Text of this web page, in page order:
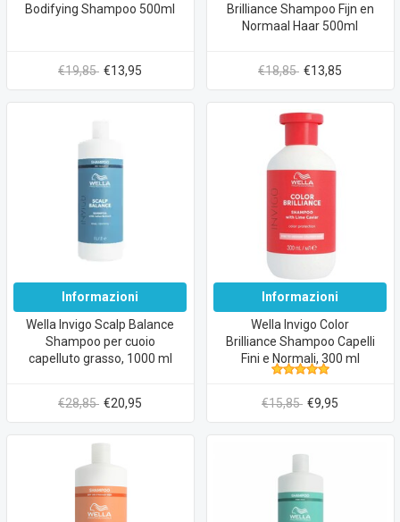
Bodifying Shampoo 500ml
€19,85 €13,95
Brilliance Shampoo Fijn en
Normaal Haar 500ml
€18,85 €13,85
Informazioni
Wella Invigo Scalp Balance
Shampoo per cuoio
capelluto grasso, 1000 ml
€28,85 €20,95
Informazioni
Wella Invigo Color
Brilliance Shampoo Capelli
Fini e Normali, 300 ml
€15,85 €9,95